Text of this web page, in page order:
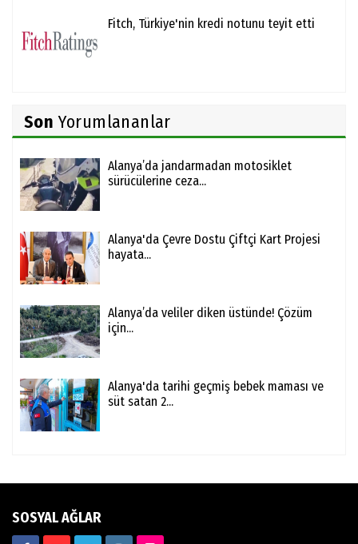
Fitch, Türkiye'nin kredi notunu teyit etti
Son Yorumlananlar
Alanya’da jandarmadan motosiklet
sürücülerine ceza...
Alanya'da Çevre Dostu Çiftçi Kart Projesi
hayata...
Alanya’da veliler diken üstünde! Çözüm
için...
Alanya'da tarihi geçmiş bebek maması ve
süt satan 2...
SOSYAL AĞLAR